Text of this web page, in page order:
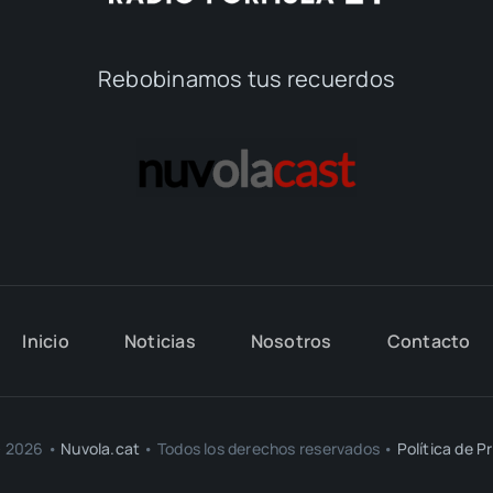
Rebobinamos tus recuerdos
Inicio Noticias Nosotros Contacto
2026 • Nuvola.cat • Todos los derechos reservados • Política de